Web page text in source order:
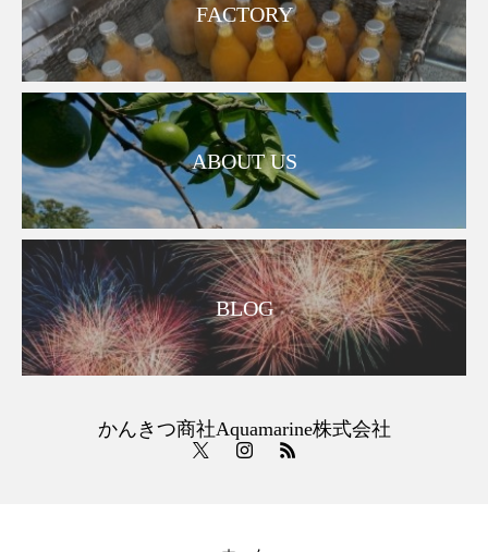
FACTORY
ABOUT US
BLOG
かんきつ商社Aquamarine株式会社